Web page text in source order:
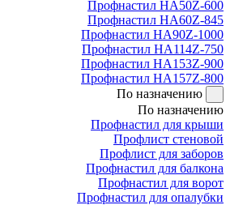
Профнастил НА50Z-600
Профнастил НА60Z-845
Профнастил НА90Z-1000
Профнастил НА114Z-750
Профнастил НА153Z-900
Профнастил НА157Z-800
По назначению
По назначению
Профнастил для крыши
Профлист стеновой
Профлист для заборов
Профнастил для балкона
Профнастил для ворот
Профнастил для опалубки